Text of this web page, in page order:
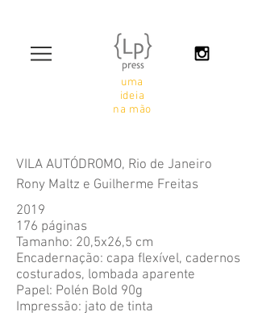
uma
ideia
na mão
VILA AUTÓDROMO, Rio de Janeiro
Rony Maltz e Guilherme Freitas
2019
176 páginas
Tamanho: 20,5x26,5 cm
Encadernação: capa flexível, cadernos
costurados, lombada aparente
Papel: Polén Bold 90g
Impressão: jato de tinta